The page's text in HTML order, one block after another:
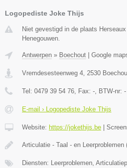
Logopediste Joke Thijs
Niet gevestigd in de plaats
Henegouwen.
Antwerpen » Boechout Google
Vremdesesteenweg 4 2530
Tel: 0479 39 54 76 , Fax: - , BTW-nr: -
E-mail › Logopediste Joke Thijs
Website: https://jokethijs.be
Articulatie - Taal - en Leerproblemen
Diensten: Leerproblemen,